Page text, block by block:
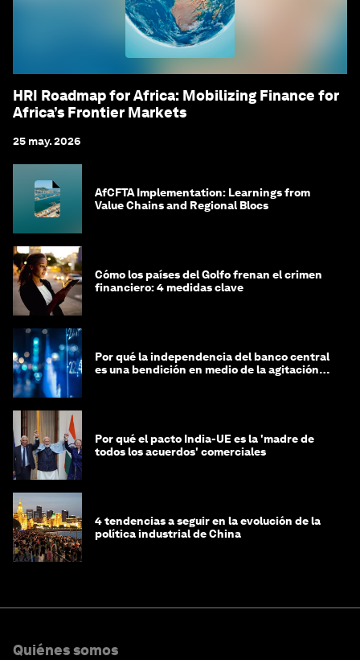
HRI Roadmap for Africa: Mobilizing Finance for
Africa’s Frontier Markets
25 may. 2026
AfCFTA Implementation: Learnings from
Value Chains and Regional Blocs
Cómo los países del Golfo frenan el crimen
financiero: 4 medidas clave
Por qué la independencia del banco central
es una bendición en medio de la agitación
Por qué el pacto India-UE es la 'madre de
todos los acuerdos' comerciales
4 tendencias a seguir en la evolución de la
política industrial de China
Quiénes somos